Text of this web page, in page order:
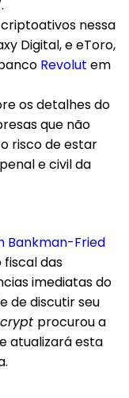
nessa
Digital, e eToro,
Revolut em
os detalhes do
que não
risco de estar
e civil da
Bankman-Fried
das
imediatas do
de discutir seu
procurou a
atualizará esta